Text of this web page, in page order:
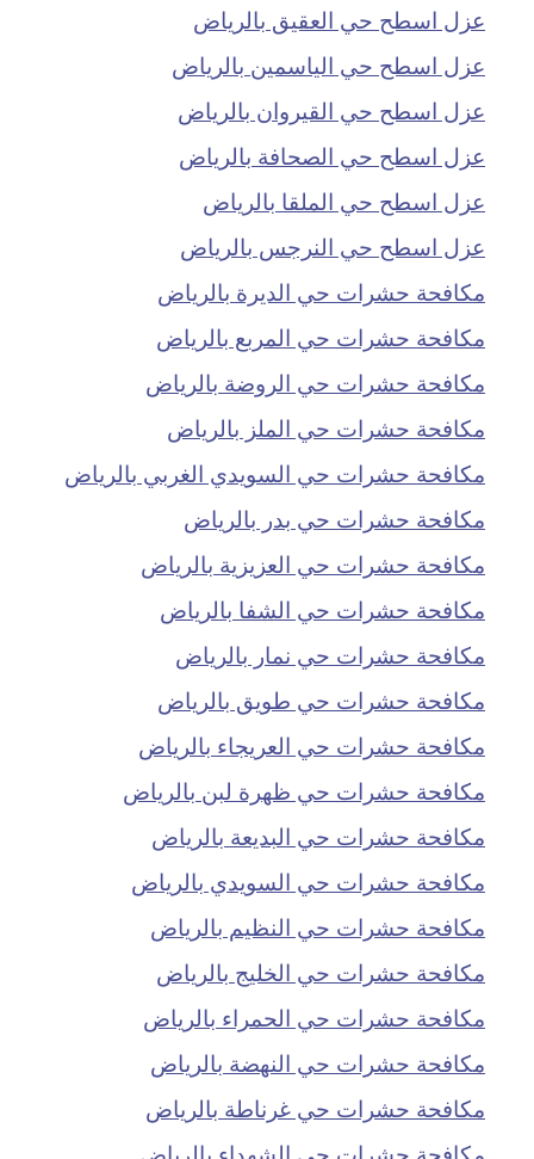
عزل اسطح حي العقيق بالرياض
عزل اسطح حي الياسمين بالرياض
عزل اسطح حي القيروان بالرياض
عزل اسطح حي الصحافة بالرياض
عزل اسطح حي الملقا بالرياض
عزل اسطح حي النرجس بالرياض
مكافحة حشرات حي الديرة بالرياض
مكافحة حشرات حي المربع بالرياض
مكافحة حشرات حي الروضة بالرياض
مكافحة حشرات حي الملز بالرياض
مكافحة حشرات حي السويدي الغربي بالرياض
مكافحة حشرات حي بدر بالرياض
مكافحة حشرات حي العزيزية بالرياض
مكافحة حشرات حي الشفا بالرياض
مكافحة حشرات حي نمار بالرياض
مكافحة حشرات حي طويق بالرياض
مكافحة حشرات حي العريجاء بالرياض
مكافحة حشرات حي ظهرة لبن بالرياض
مكافحة حشرات حي البديعة بالرياض
مكافحة حشرات حي السويدي بالرياض
مكافحة حشرات حي النظيم بالرياض
مكافحة حشرات حي الخليج بالرياض
مكافحة حشرات حي الحمراء بالرياض
مكافحة حشرات حي النهضة بالرياض
مكافحة حشرات حي غرناطة بالرياض
مكافحة حشرات حي الشهداء بالرياض